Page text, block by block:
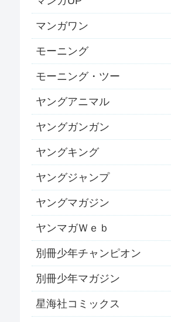
マンガワン
モーニング
モーニング・ツー
ヤングアニマル
ヤングガンガン
ヤングキング
ヤングジャンプ
ヤングマガジン
ヤンマガＷｅｂ
別冊少年チャンピオン
別冊少年マガジン
星海社コミックス